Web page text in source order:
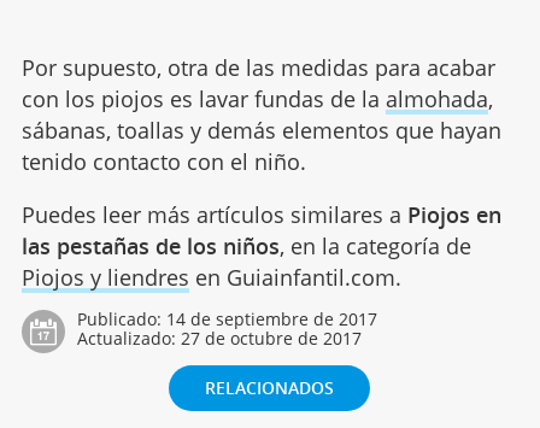
Por supuesto, otra de las medidas para acabar
con los piojos es lavar fundas de la almohada,
sábanas, toallas y demás elementos que hayan
tenido contacto con el niño.
Puedes leer más artículos similares a Piojos en
las pestañas de los niños, en la categoría de
Piojos y liendres en Guiainfantil.com.
Publicado: 14 de septiembre de 2017
Actualizado: 27 de octubre de 2017
RELACIONADOS